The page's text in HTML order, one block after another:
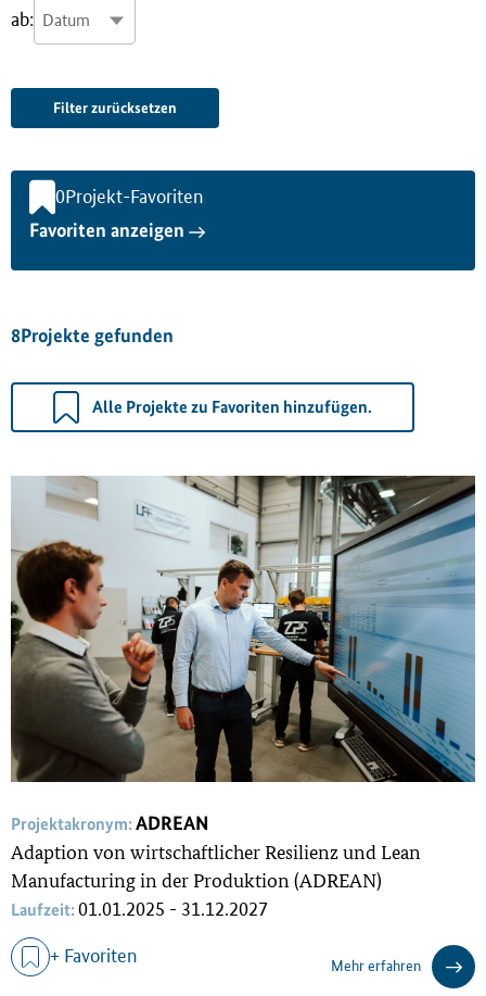
ab:
Filter zurücksetzen
0Projekt-Favoriten
Favoriten anzeigen
8Projekte gefunden
Alle Projekte zu Favoriten hinzufügen.
Projektakronym:ADREAN
Adaption von wirtschaftlicher Resilienz und Lean
Manufacturing in der Produktion (ADREAN)
Laufzeit:01.01.2025 - 31.12.2027
+ Favoriten Mehr erfahren